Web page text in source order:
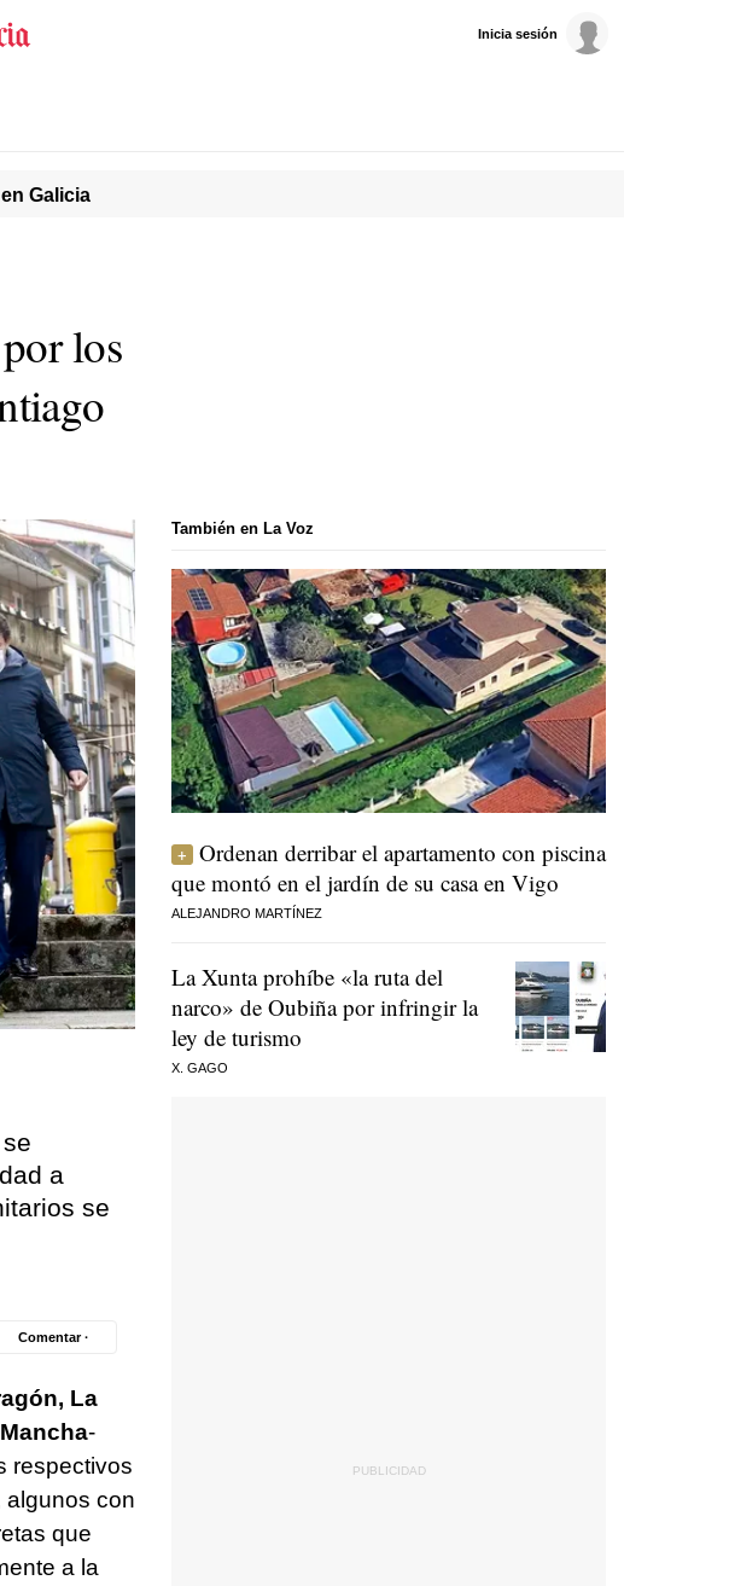
Inicia sesión
Galicia
los
a
se
Comentar ·
La
-
respectivos
algunos con
que
a la
También en La Voz
Ordenan derribar el apartamento con piscina
que montó en el jardín de su casa en Vigo
ALEJANDRO MARTÍNEZ
La Xunta prohíbe «la ruta del
narco» de Oubiña por infringir la
ley de turismo
X. GAGO